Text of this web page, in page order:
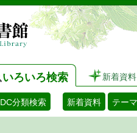
いろいろ検索 新着資料
分類検索 新着資料 テー